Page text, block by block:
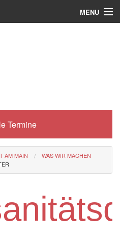
MENU
Termine
AM MAIN
WAS WIR MACHEN